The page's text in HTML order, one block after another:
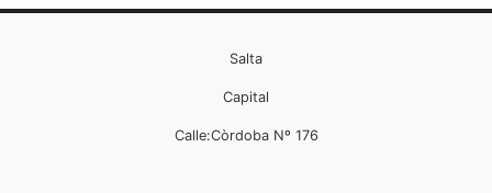
Salta
Capital
Calle:Còrdoba Nº 176